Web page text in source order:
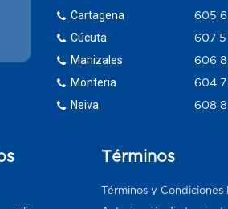
Cartagena
Cúcuta
Manizales
Monteria
Neiva
605
607 5
606
604
608 8
Términos
Términos y Condiciones